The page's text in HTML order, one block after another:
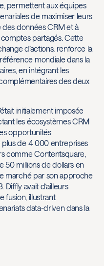
permettent aux équipes
de maximiser leurs
des données CRM et à
partagés. Cette
d’actions, renforce la
mondiale dans la
en intégrant les
des deux
initialement imposée
les écosystèmes CRM
opportunités
plus de 4 000 entreprises
comme Contentsquare,
50 millions de dollars en
marché par son approche
Diffly avait d’ailleurs
fusion, illustrant
data-driven dans la